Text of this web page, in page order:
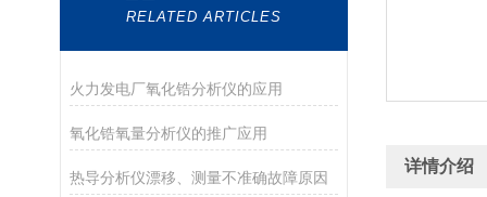
RELATED ARTICLES
火力发电厂氧化锆分析仪的应用
氧化锆氧量分析仪的推广应用
热导分析仪漂移、测量不准确故障原因
详情介绍